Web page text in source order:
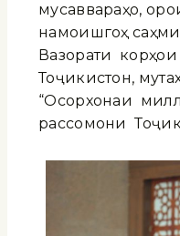
мусаввараҳо,
намоишгоҳ
Вазорати
Тоҷикистон,
“Осорхонаи
рассомони